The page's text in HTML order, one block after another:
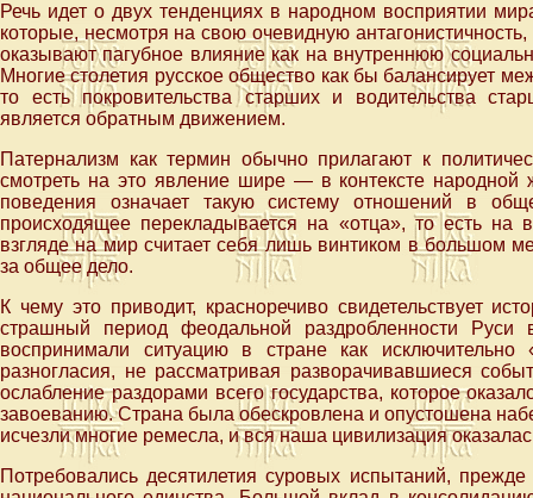
Речь идет о двух тенденциях в народном восприятии
которые, несмотря на свою очевидную
оказывают пагубное влияние как на внутреннюю
Многие столетия русское общество как бы балансирует
то есть покровительства старших и водительства
является обратным движением.
Патернализм как термин обычно прилагают к
смотреть на это явление шире — в контексте народной
поведения означает такую систему отношений в
происходящее перекладывается на «отца», то есть на
взгляде на мир считает себя лишь винтиком в большом
за общее дело.
К чему это приводит, красноречиво свидетельствует
страшный период феодальной раздробленности
воспринимали ситуацию в стране как
разногласия, не рассматривая разворачивавшиеся
ослабление раздорами всего государства, которое
завоеванию. Страна была обескровлена и опустошена
исчезли многие ремесла, и вся наша цивилизация
Потребовались десятилетия суровых испытаний,